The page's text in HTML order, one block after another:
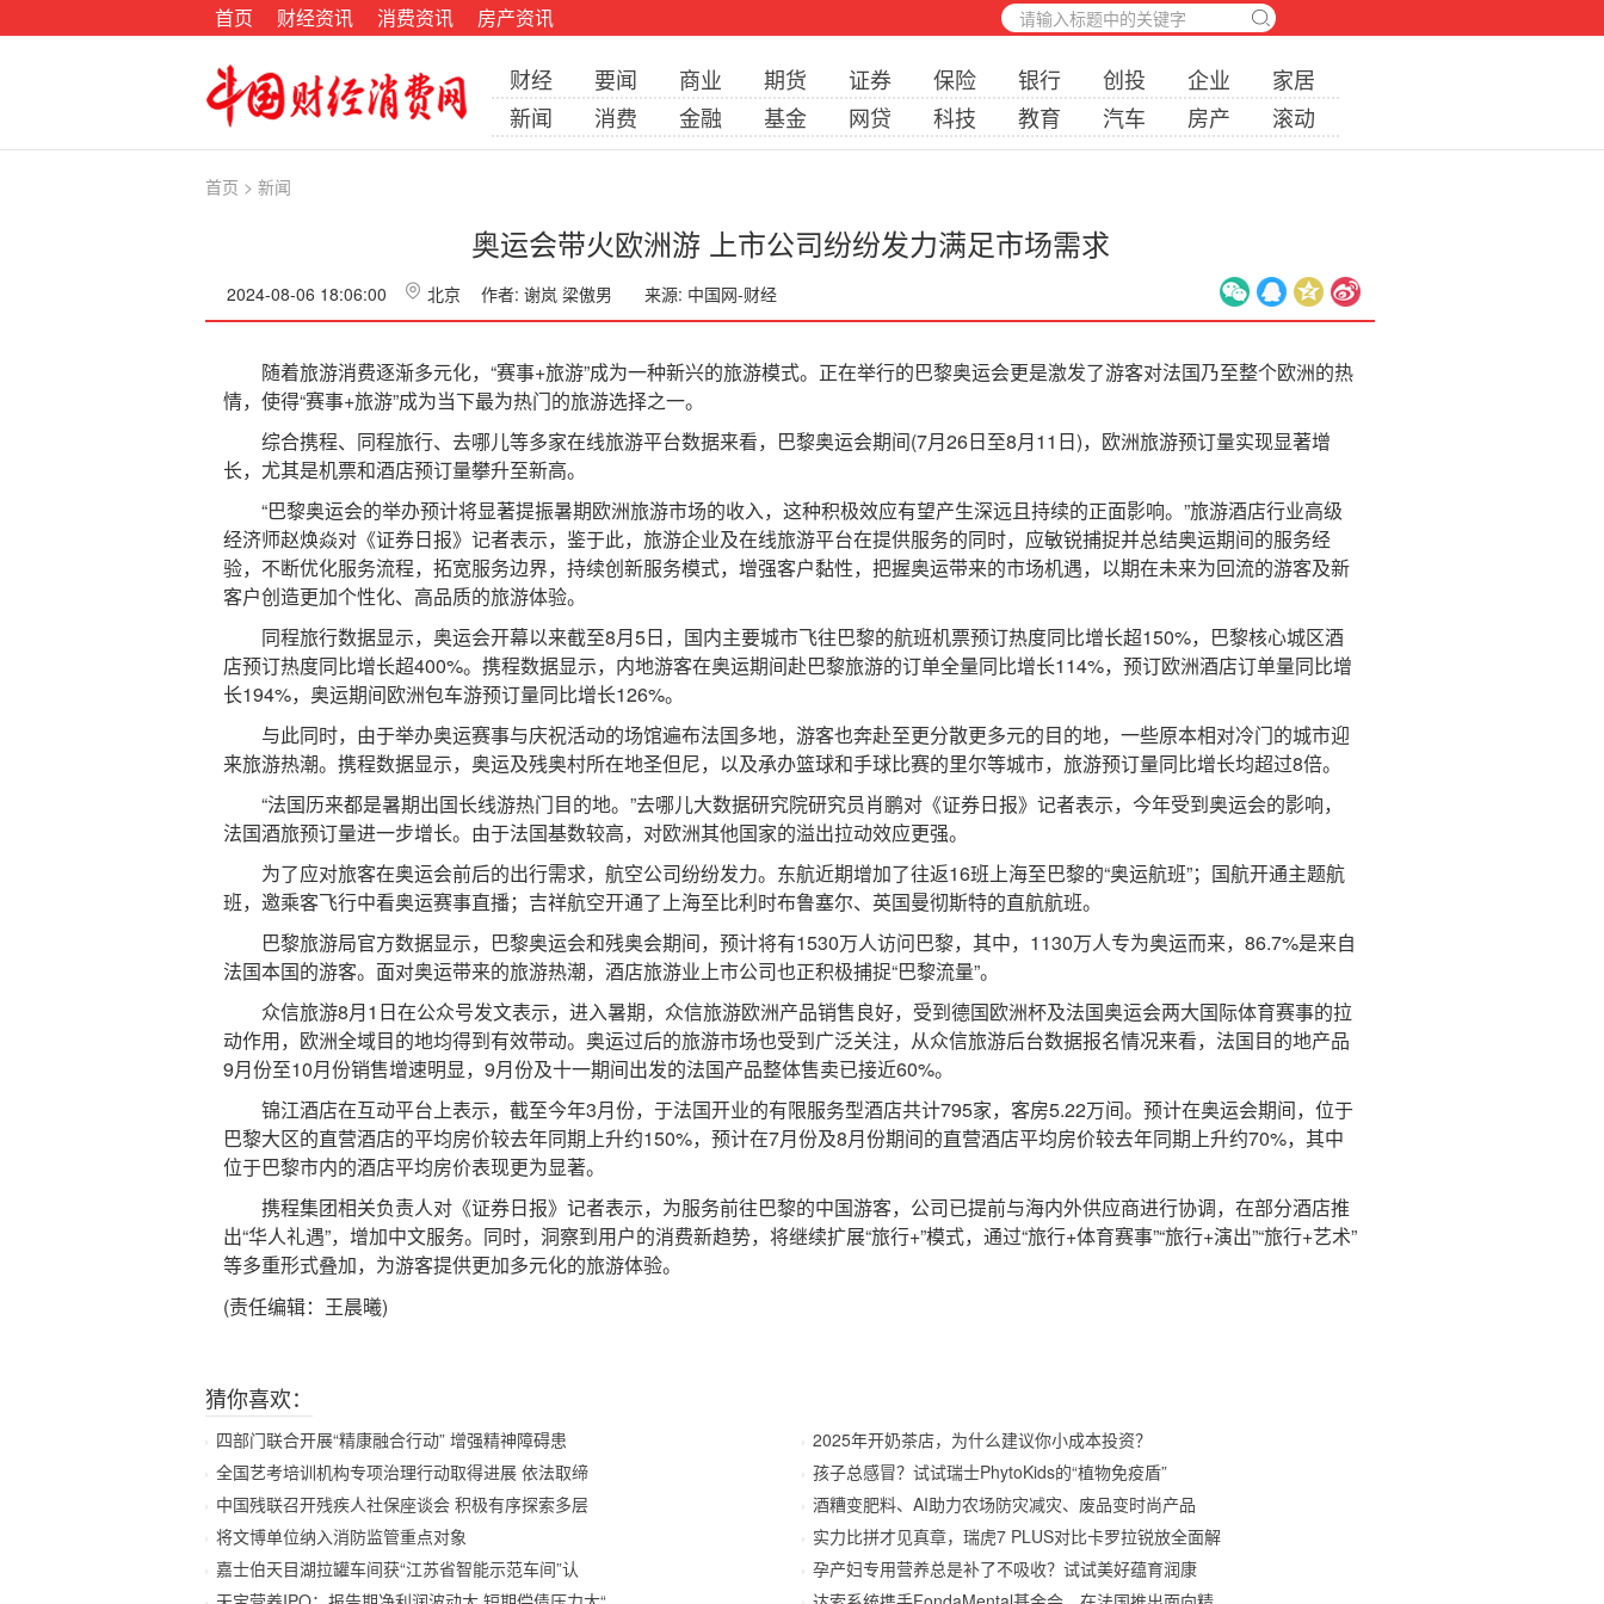
首页 财经资讯 消费资讯 房产资讯
财经 要闻 商业 期货 证券 保险 银行 创投 企业
家居
新闻
消费 金融 基金 网贷 科技 教育 汽车 房产 滚动
首页 > 新闻
奥运会带火欧洲游 上市公司纷纷发力满足市场需求
2024-08-06 18:06:00 北京 作者: 谢岚 梁傲男 来源: 中国网-财经
随着旅游消费逐渐多元化，“赛事+旅游”成为一种新兴的旅游模式。正在举行的巴黎奥运会更是激发了游客对法国乃至整个欧洲的热
情，使得“赛事+旅游”成为当下最为热门的旅游选择之一。
综合携程、同程旅行、去哪儿等多家在线旅游平台数据来看，巴黎奥运会期间(7月26日至8月11日)，欧洲旅游预订量实现显著增
长，尤其是机票和酒店预订量攀升至新高。
“巴黎奥运会的举办预计将显著提振暑期欧洲旅游市场的收入，这种积极效应有望产生深远且持续的正面影响。”旅游酒店行业高级
经济师赵焕焱对《证券日报》记者表示，鉴于此，旅游企业及在线旅游平台在提供服务的同时，应敏锐捕捉并总结奥运期间的服务经
验，不断优化服务流程，拓宽服务边界，持续创新服务模式，增强客户黏性，把握奥运带来的市场机遇，以期在未来为回流的游客及新
客户创造更加个性化、高品质的旅游体验。
同程旅行数据显示，奥运会开幕以来截至8月5日，国内主要城市飞往巴黎的航班机票预订热度同比增长超150%，巴黎核心城区酒
店预订热度同比增长超400%。携程数据显示，内地游客在奥运期间赴巴黎旅游的订单全量同比增长114%，预订欧洲酒店订单量同比增
长194%，奥运期间欧洲包车游预订量同比增长126%。
与此同时，由于举办奥运赛事与庆祝活动的场馆遍布法国多地，游客也奔赴至更分散更多元的目的地，一些原本相对冷门的城市迎
来旅游热潮。携程数据显示，奥运及残奥村所在地圣但尼，以及承办篮球和手球比赛的里尔等城市，旅游预订量同比增长均超过8倍。
“法国历来都是暑期出国长线游热门目的地。”去哪儿大数据研究院研究员肖鹏对《证券日报》记者表示，今年受到奥运会的影响，
法国酒旅预订量进一步增长。由于法国基数较高，对欧洲其他国家的溢出拉动效应更强。
为了应对旅客在奥运会前后的出行需求，航空公司纷纷发力。东航近期增加了往返16班上海至巴黎的“奥运航班”；国航开通主题航
班，邀乘客飞行中看奥运赛事直播；吉祥航空开通了上海至比利时布鲁塞尔、英国曼彻斯特的直航航班。
巴黎旅游局官方数据显示，巴黎奥运会和残奥会期间，预计将有1530万人访问巴黎，其中，1130万人专为奥运而来，86.7%是来自
法国本国的游客。面对奥运带来的旅游热潮，酒店旅游业上市公司也正积极捕捉“巴黎流量”。
众信旅游8月1日在公众号发文表示，进入暑期，众信旅游欧洲产品销售良好，受到德国欧洲杯及法国奥运会两大国际体育赛事的拉
动作用，欧洲全域目的地均得到有效带动。奥运过后的旅游市场也受到广泛关注，从众信旅游后台数据报名情况来看，法国目的地产品
9月份至10月份销售增速明显，9月份及十一期间出发的法国产品整体售卖已接近60%。
锦江酒店在互动平台上表示，截至今年3月份，于法国开业的有限服务型酒店共计795家，客房5.22万间。预计在奥运会期间，位于
巴黎大区的直营酒店的平均房价较去年同期上升约150%，预计在7月份及8月份期间的直营酒店平均房价较去年同期上升约70%，其中
位于巴黎市内的酒店平均房价表现更为显著。
携程集团相关负责人对《证券日报》记者表示，为服务前往巴黎的中国游客，公司已提前与海内外供应商进行协调，在部分酒店推
出“华人礼遇”，增加中文服务。同时，洞察到用户的消费新趋势，将继续扩展“旅行+”模式，通过“旅行+体育赛事”“旅行+演出”“旅行+艺术”
等多重形式叠加，为游客提供更加多元化的旅游体验。
(责任编辑：王晨曦)
猜你喜欢：
四部门联合开展“精康融合行动” 增强精神障碍患
全国艺考培训机构专项治理行动取得进展 依法取缔
中国残联召开残疾人社保座谈会 积极有序探索多层
将文博单位纳入消防监管重点对象
嘉士伯天目湖拉罐车间获“江苏省智能示范车间”认
2025年开奶茶店，为什么建议你小成本投资？
孩子总感冒？试试瑞士PhytoKids的“植物免疫盾”
酒糟变肥料、AI助力农场防灾减灾、废品变时尚产品
实力比拼才见真章，瑞虎7 PLUS对比卡罗拉锐放全面解
孕产妇专用营养总是补了不吸收？试试美好蕴育润康